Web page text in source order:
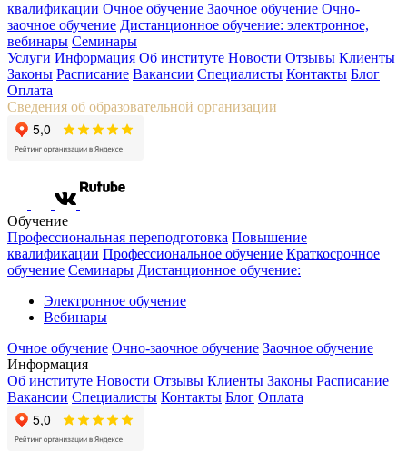
квалификации Очное обучение Заочное обучение Очно-
заочное обучение Дистанционное обучение: электронное,
вебинары Семинары
Услуги Информация Об институте Новости Отзывы Клиенты
Законы Расписание Вакансии Специалисты Контакты Блог
Оплата
Сведения об образовательной организации
Обучение
Профессиональная переподготовка Повышение
квалификации Профессиональное обучение Краткосрочное
обучение Семинары Дистанционное обучение:
Электронное обучение
Вебинары
Очное обучение Очно-заочное обучение Заочное обучение
Информация
Об институте Новости Отзывы Клиенты Законы Расписание
Вакансии Специалисты Контакты Блог Оплата